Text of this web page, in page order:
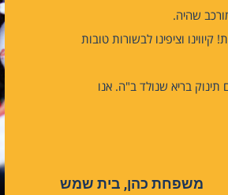
שהיה.
וציפינו לבשורות טובות
בריא שנולד ב"ה. אנו
משפחת כהן, בית שמש